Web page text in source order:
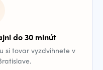
do 30 minút
si tovar vyzdvihnete v